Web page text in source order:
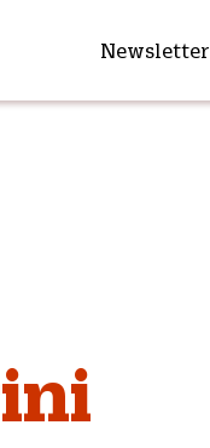
Newsletter